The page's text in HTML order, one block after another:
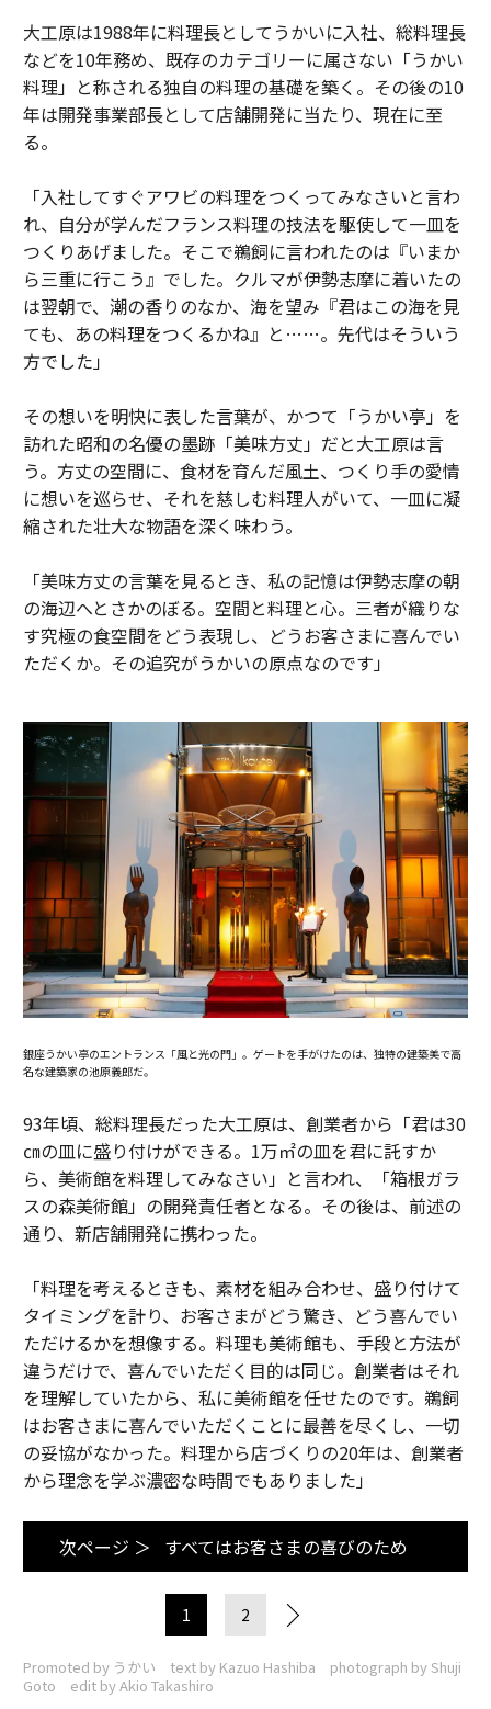
大工原は1988年に料理長としてうかいに入社、総料理長
などを10年務め、既存のカテゴリーに属さない「うかい
料理」と称される独自の料理の基礎を築く。その後の10
年は開発事業部長として店舗開発に当たり、現在に至
る。
「入社してすぐアワビの料理をつくってみなさいと言わ
れ、自分が学んだフランス料理の技法を駆使して一皿を
つくりあげました。そこで鵜飼に言われたのは『いまか
ら三重に行こう』でした。クルマが伊勢志摩に着いたの
は翌朝で、潮の香りのなか、海を望み『君はこの海を見
ても、あの料理をつくるかね』と……。先代はそういう
方でした」
その想いを明快に表した言葉が、かつて「うかい亭」を
訪れた昭和の名優の墨跡「美味方丈」だと大工原は言
う。方丈の空間に、食材を育んだ風土、つくり手の愛情
に想いを巡らせ、それを慈しむ料理人がいて、一皿に凝
縮された壮大な物語を深く味わう。
「美味方丈の言葉を見るとき、私の記憶は伊勢志摩の朝
の海辺へとさかのぼる。空間と料理と心。三者が織りな
す究極の食空間をどう表現し、どうお客さまに喜んでい
ただくか。その追究がうかいの原点なのです」
銀座うかい亭のエントランス「風と光の門」。ゲートを手がけたのは、独特の建築美で高
名な建築家の池原義郎だ。
93年頃、総料理長だった大工原は、創業者から「君は30
㎝の皿に盛り付けができる。1万㎡の皿を君に託すか
ら、美術館を料理してみなさい」と言われ、「箱根ガラ
スの森美術館」の開発責任者となる。その後は、前述の
通り、新店舗開発に携わった。
「料理を考えるときも、素材を組み合わせ、盛り付けて
タイミングを計り、お客さまがどう驚き、どう喜んでい
ただけるかを想像する。料理も美術館も、手段と方法が
違うだけで、喜んでいただく目的は同じ。創業者はそれ
を理解していたから、私に美術館を任せたのです。鵜飼
はお客さまに喜んでいただくことに最善を尽くし、一切
の妥協がなかった。料理から店づくりの20年は、創業者
から理念を学ぶ濃密な時間でもありました」
次ページ ＞ すべてはお客さまの喜びのため
1 2
Promoted by うかい text by Kazuo Hashiba photograph by Shuji
Goto edit by Akio Takashiro